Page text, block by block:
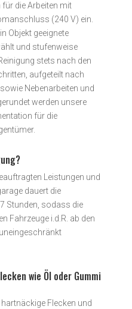
die Arbeiten mit
(240 V) ein.
Objekt geeignete
und stufenweise
stets nach den
aufgeteilt nach
Nebenarbeiten und
werden unsere
für die
Leistungen und
dauert die
Stunden, sodass die
Fahrzeuge i.d.R. ab den
wie Öl oder Gummi
Flecken und